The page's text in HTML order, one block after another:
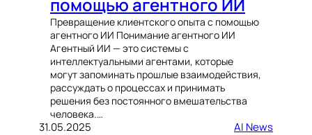
Превращение клиентского опыта с помощью
агентного ИИ Понимание агентного ИИ
Агентный ИИ — это системы с
интеллектуальными агентами, которые
могут запоминать прошлые взаимодействия,
рассуждать о процессах и принимать
решения без постоянного вмешательства
человека.…
31.05.2025 AI News